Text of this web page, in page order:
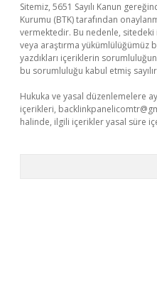
Sitemiz, 5651 Sayılı Kanun
Kurumu (BTK) tarafından
vermektedir. Bu nedenle,
veya araştırma yükümlülüğümüz
yazdıkları içeriklerin
bu sorumluluğu kabul etmiş
Hukuka ve yasal düzenlemelere
içerikleri,
halinde, ilgili içerikler yasal süre